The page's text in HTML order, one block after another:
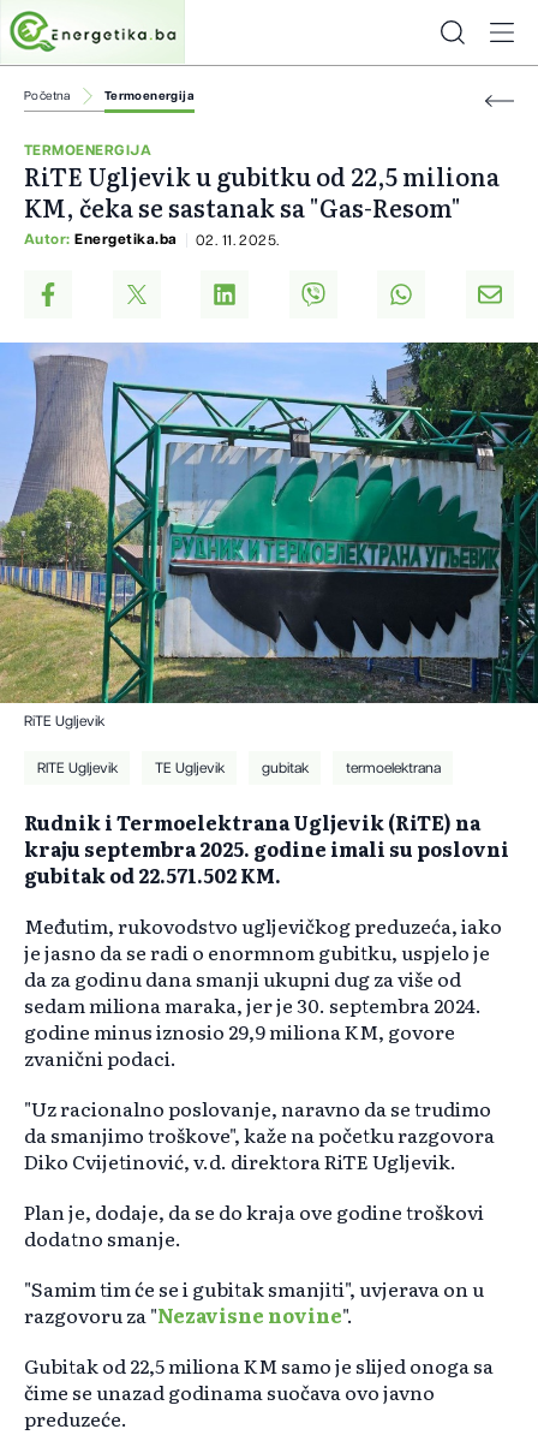
Početna Termoenergija
TERMOENERGIJA
RiTE Ugljevik u gubitku od 22,5 miliona
KM, čeka se sastanak sa "Gas-Resom"
Autor: Energetika.ba 02. 11. 2025.
RiTE Ugljevik
RITE Ugljevik TE Ugljevik gubitak termoelektrana
Rudnik i Termoelektrana Ugljevik (RiTE) na
kraju septembra 2025. godine imali su poslovni
gubitak od 22.571.502 KM.
Međutim, rukovodstvo ugljevičkog preduzeća, iako
je jasno da se radi o enormnom gubitku, uspjelo je
da za godinu dana smanji ukupni dug za više od
sedam miliona maraka, jer je 30. septembra 2024.
godine minus iznosio 29,9 miliona KM, govore
zvanični podaci.
"Uz racionalno poslovanje, naravno da se trudimo
da smanjimo troškove", kaže na početku razgovora
Diko Cvijetinović, v.d. direktora RiTE Ugljevik.
Plan je, dodaje, da se do kraja ove godine troškovi
dodatno smanje.
"Samim tim će se i gubitak smanjiti", uvjerava on u
razgovoru za "Nezavisne novine".
Gubitak od 22,5 miliona KM samo je slijed onoga sa
čime se unazad godinama suočava ovo javno
preduzeće.